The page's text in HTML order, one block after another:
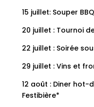
15 juillet: Souper
20 juillet : Tournoi
22 juillet : Soirée
29 juillet : Vins et
12 août : Diner hot-
Festibière*